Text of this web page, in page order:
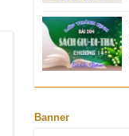
Banner